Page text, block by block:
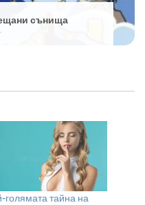
сънища
голямата тайна на